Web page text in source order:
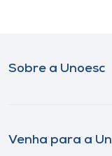
Sobre a Unoesc
Venha para a